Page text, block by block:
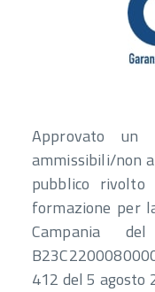
Approvato un
ammissibili/non
pubblico
formazione per
Campania
412 del 5 agosto